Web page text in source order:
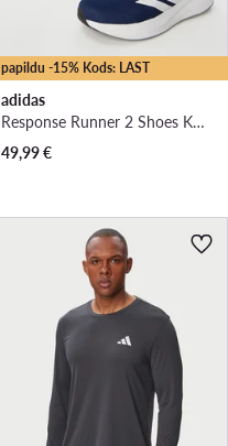
papildu -15% Kods: LAST
adidas
Response Runner 2 Shoes KJ1735 · Skriešanas apavi
49,99€